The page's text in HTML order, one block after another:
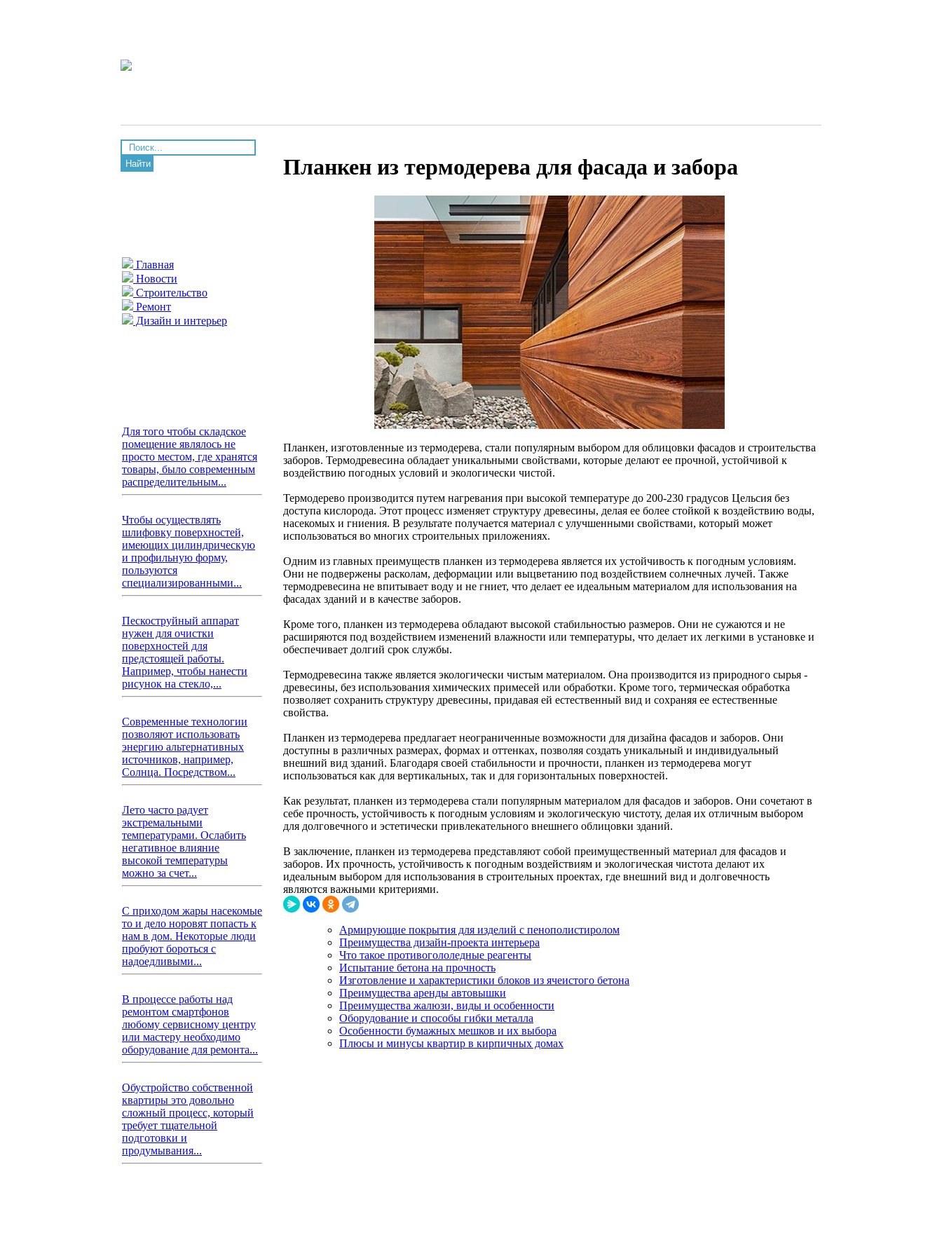
Найти
Главная
Новости
Строительство
Ремонт
Дизайн и интерьер
Для того чтобы складское
помещение являлось не
просто местом, где хранятся
товары, было современным
распределительным...
Чтобы осуществлять
шлифовку поверхностей,
имеющих цилиндрическую
и профильную форму,
пользуются
специализированными...
Пескоструйный аппарат
нужен для очистки
поверхностей для
предстоящей работы.
Например, чтобы нанести
рисунок на стекло,...
Современные технологии
позволяют использовать
энергию альтернативных
источников, например,
Солнца. Посредством...
Лето часто радует
экстремальными
температурами. Ослабить
негативное влияние
высокой температуры
можно за счет...
С приходом жары насекомые
то и дело норовят попасть к
нам в дом. Некоторые люди
пробуют бороться с
надоедливыми...
В процессе работы над
ремонтом смартфонов
любому сервисному центру
или мастеру необходимо
оборудование для ремонта...
Обустройство собственной
квартиры это довольно
сложный процесс, который
требует тщательной
подготовки и
продумывания...
Планкен из термодерева для фасада и забора
Планкен, изготовленные из термодерева, стали популярным выбором для облицовки фасадов и строительства
заборов. Термодревесина обладает уникальными свойствами, которые делают ее прочной, устойчивой к
воздействию погодных условий и экологически чистой.
Термодерево производится путем нагревания при высокой температуре до 200-230 градусов Цельсия без
доступа кислорода. Этот процесс изменяет структуру древесины, делая ее более стойкой к воздействию воды,
насекомых и гниения. В результате получается материал с улучшенными свойствами, который может
использоваться во многих строительных приложениях.
Одним из главных преимуществ планкен из термодерева является их устойчивость к погодным условиям.
Они не подвержены расколам, деформации или выцветанию под воздействием солнечных лучей. Также
термодревесина не впитывает воду и не гниет, что делает ее идеальным материалом для использования на
фасадах зданий и в качестве заборов.
Кроме того, планкен из термодерева обладают высокой стабильностью размеров. Они не сужаются и не
расширяются под воздействием изменений влажности или температуры, что делает их легкими в установке и
обеспечивает долгий срок службы.
Термодревесина также является экологически чистым материалом. Она производится из природного сырья -
древесины, без использования химических примесей или обработки. Кроме того, термическая обработка
позволяет сохранить структуру древесины, придавая ей естественный вид и сохраняя ее естественные
свойства.
Планкен из термодерева предлагает неограниченные возможности для дизайна фасадов и заборов. Они
доступны в различных размерах, формах и оттенках, позволяя создать уникальный и индивидуальный
внешний вид зданий. Благодаря своей стабильности и прочности, планкен из термодерева могут
использоваться как для вертикальных, так и для горизонтальных поверхностей.
Как результат, планкен из термодерева стали популярным материалом для фасадов и заборов. Они сочетают в
себе прочность, устойчивость к погодным условиям и экологическую чистоту, делая их отличным выбором
для долговечного и эстетически привлекательного внешнего облицовки зданий.
В заключение, планкен из термодерева представляют собой преимущественный материал для фасадов и
заборов. Их прочность, устойчивость к погодным воздействиям и экологическая чистота делают их
идеальным выбором для использования в строительных проектах, где внешний вид и долговечность
являются важными критериями.
Армирующие покрытия для изделий с пенополистиролом
Преимущества дизайн-проекта интерьера
Что такое противогололедные реагенты
Испытание бетона на прочность
Изготовление и характеристики блоков из ячеистого бетона
Преимущества аренды автовышки
Преимущества жалюзи, виды и особенности
Оборудование и способы гибки металла
Особенности бумажных мешков и их выбора
Плюсы и минусы квартир в кирпичных домах